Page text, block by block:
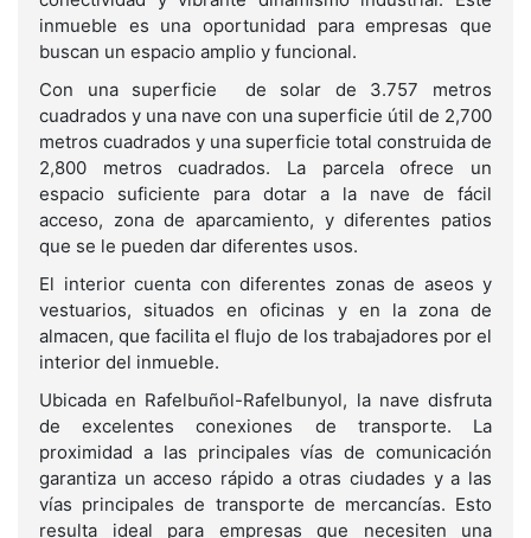
inmueble es una oportunidad para empresas que
buscan un espacio amplio y funcional.
Con una superficie de solar de 3.757 metros
cuadrados y una nave con una superficie útil de 2,700
metros cuadrados y una superficie total construida de
2,800 metros cuadrados. La parcela ofrece un
espacio suficiente para dotar a la nave de fácil
acceso, zona de aparcamiento, y diferentes patios
que se le pueden dar diferentes usos.
El interior cuenta con diferentes zonas de aseos y
vestuarios, situados en oficinas y en la zona de
almacen, que facilita el flujo de los trabajadores por el
interior del inmueble.
Ubicada en Rafelbuñol-Rafelbunyol, la nave disfruta
de excelentes conexiones de transporte. La
proximidad a las principales vías de comunicación
garantiza un acceso rápido a otras ciudades y a las
vías principales de transporte de mercancías. Esto
resulta ideal para empresas que necesiten una